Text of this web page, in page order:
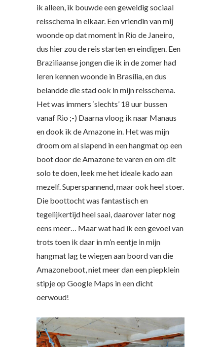
ik alleen, ik bouwde een geweldig sociaal
reisschema in elkaar. Een vriendin van mij
woonde op dat moment in Rio de Janeiro,
dus hier zou de reis starten en eindigen. Een
Braziliaanse jongen die ik in de zomer had
leren kennen woonde in Brasília, en dus
belandde die stad ook in mijn reisschema.
Het was immers ‘slechts’ 18 uur bussen
vanaf Rio ;-) Daarna vloog ik naar Manaus
en dook ik de Amazone in. Het was mijn
droom om al slapend in een hangmat op een
boot door de Amazone te varen en om dit
solo te doen, leek me het ideale kado aan
mezelf. Superspannend, maar ook heel stoer.
Die boottocht was fantastisch en
tegelijkertijd heel saai, daarover later nog
eens meer… Maar wat had ik een gevoel van
trots toen ik daar in m’n eentje in mijn
hangmat lag te wiegen aan boord van die
Amazoneboot, niet meer dan een piepklein
stipje op Google Maps in een dicht
oerwoud!